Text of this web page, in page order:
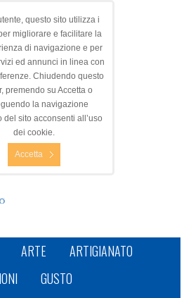
questo sito utilizza i
migliorare e facilitare la
di navigazione e per
ed annunci in linea con
Chiudendo questo
premendo su Accetta o
la navigazione
del sito acconsenti all’uso
dei cookie.
Accetta
ARTE
ARTIGIANATO
GUSTO